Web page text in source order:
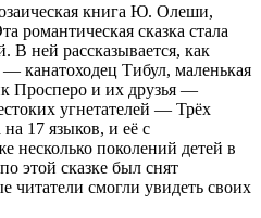
книга Ю. Олеши,
романтическая сказка стала
В ней рассказывается, как
канатоходец Тибул, маленькая
Просперо и их друзья —
угнетателей — Трёх
17 языков, и её с
несколько поколений детей в
этой сказке был снят
смогли увидеть своих